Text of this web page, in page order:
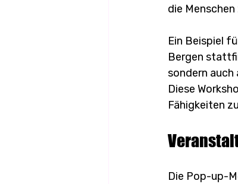
die
Ein Beispiel
Bergen
sondern auch
Diese
Fähigkeiten
Die Pop-up-